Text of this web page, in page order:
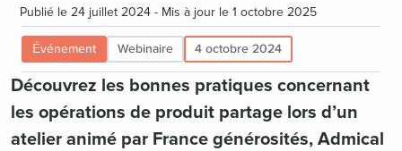
Publié le 24 juillet 2024 - Mis à jour le 1 octobre 2025
Événement Webinaire 4 octobre 2024
Découvrez les bonnes pratiques concernant
les opérations de produit partage lors d’un
atelier animé par France générosités, Admical